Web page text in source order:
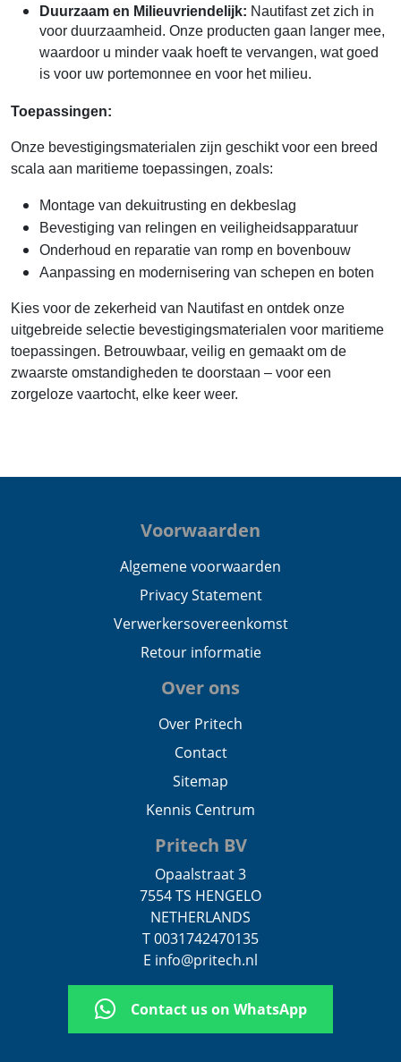
Duurzaam en Milieuvriendelijk: Nautifast zet zich in
voor duurzaamheid. Onze producten gaan langer mee,
waardoor u minder vaak hoeft te vervangen, wat goed
is voor uw portemonnee en voor het milieu.
Toepassingen:
Onze bevestigingsmaterialen zijn geschikt voor een breed
scala aan maritieme toepassingen, zoals:
Montage van dekuitrusting en dekbeslag
Bevestiging van relingen en veiligheidsapparatuur
Onderhoud en reparatie van romp en bovenbouw
Aanpassing en modernisering van schepen en boten
Kies voor de zekerheid van Nautifast en ontdek onze
uitgebreide selectie bevestigingsmaterialen voor maritieme
toepassingen. Betrouwbaar, veilig en gemaakt om de
zwaarste omstandigheden te doorstaan – voor een
zorgeloze vaartocht, elke keer weer.
Voorwaarden
Algemene voorwaarden
Privacy Statement
Verwerkersovereenkomst
Retour informatie
Over ons
Over Pritech
Contact
Sitemap
Kennis Centrum
Pritech BV
Opaalstraat 3
7554 TS HENGELO
NETHERLANDS
T 0031742470135
E info@pritech.nl
Contact us on WhatsApp